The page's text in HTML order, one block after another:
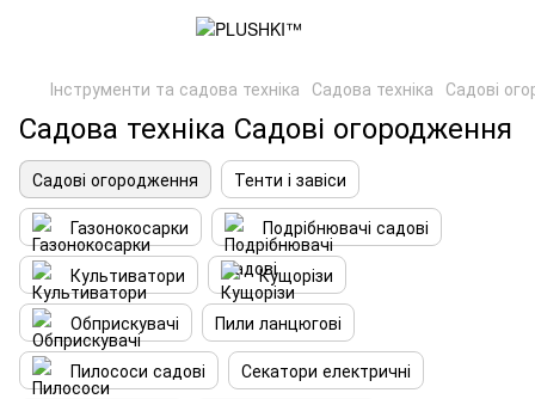
Інструменти та садова техніка Садова техніка Садові
Садова техніка Садові огородження
Садові огородження
Тенти і завіси
Газонокосарки
Подрібнювачі садові
Культиватори
Кущорізи
Обприскувачі
Пили ланцюгові
Пилососи садові
Секатори електричні